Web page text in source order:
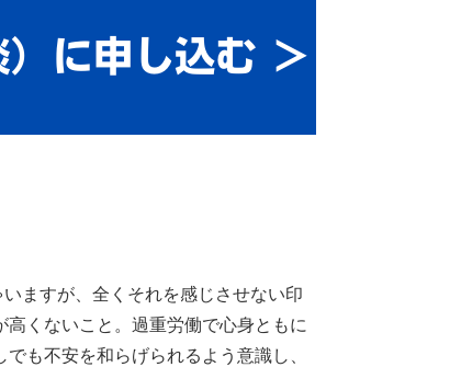
ますが、全くそれを感じさせない印
くないこと。過重労働で心身ともに
も不安を和らげられるよう意識し、